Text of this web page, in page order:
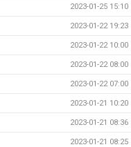
2023-01-25 15:10
2023-01-22 19:23
2023-01-22 10:00
2023-01-22 08:00
2023-01-22 07:00
2023-01-21 10:20
2023-01-21 08:36
2023-01-21 08:25